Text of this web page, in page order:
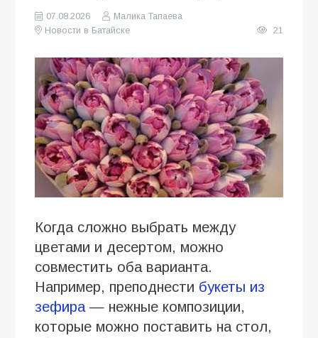
07.08.2026
Малика Тапаева
Новости в Батайске
21
Когда сложно выбрать между
цветами и десертом, можно
совместить оба варианта.
Например, преподнести букеты из
зефира— нежные композиции,
которые можно поставить на стол,